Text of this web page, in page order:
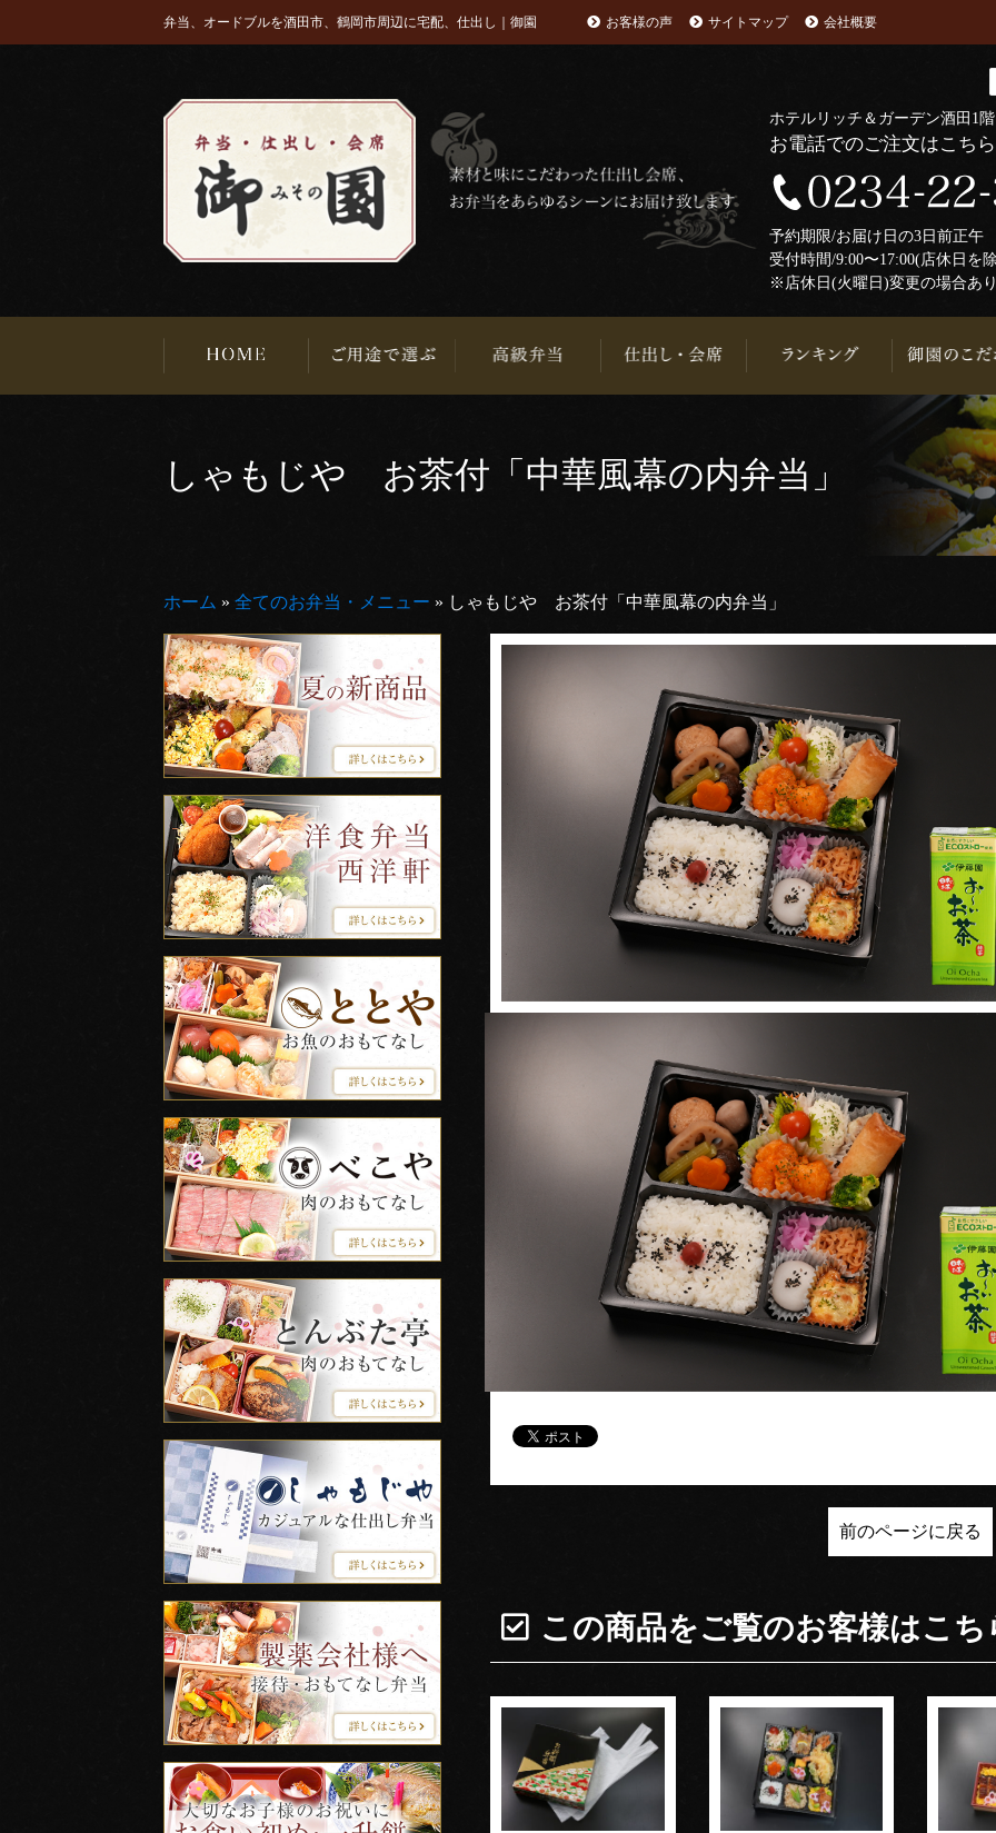
弁当、オードブルを酒田市、鶴岡市周辺に宅配、仕出し｜御園 お客様の声 サイトマップ 会社概要
ホテルリッチ＆ガーデン酒田1
お電話でのご注文はこち
予約期限/お届け日の3日前正
受付時間/9:00〜17:00(店休日を
※店休日(火曜日)変更の場合あ
しゃもじや お茶付「中華風幕の内弁当」
ホーム » 全てのお弁当・メニュー » しゃもじや お茶付「中華風幕の内弁当」
前のページに戻る
この商品をご覧のお客様はこち